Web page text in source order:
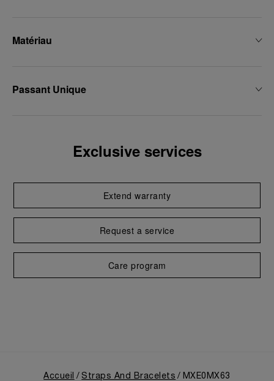
Matériau
Passant Unique
Exclusive services
Extend warranty
Request a service
Care program
Accueil Straps And Bracelets MXE0MX63